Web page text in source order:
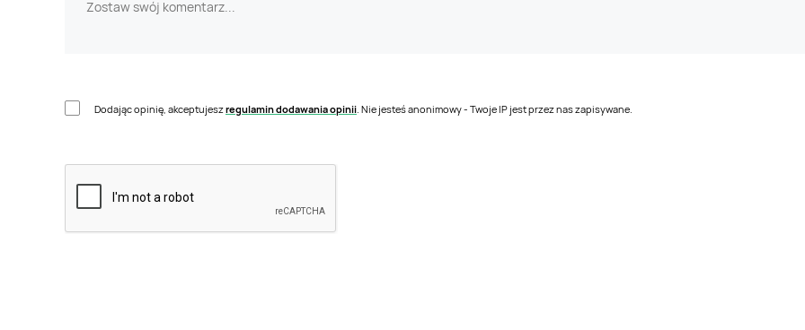
Dodając opinię, akceptujeszregulamin dodawania opinii . Nie jesteś anonimowy - Twoje IP jest przez nas zapisywane.